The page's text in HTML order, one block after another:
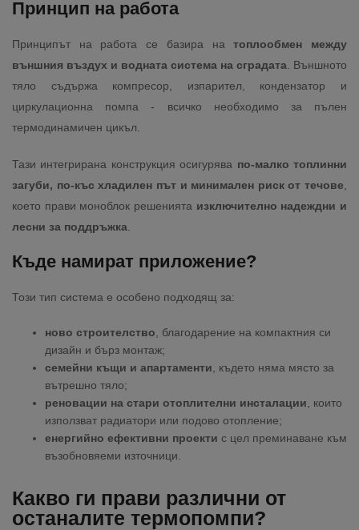
Принцип на работа
Принципът на работа се базира натоплообмен между
външния въздух и водната система на сградата . Външното
тяло съдържа компресор, изпарител, кондензатор и
циркулационна помпа - всичко необходимо за пълен
термодинамичен цикъл.
Тази интегрирана конструкция осигурява по-малко топлинни
загуби, по-къс хладилен път и минимален риск от течове
което прави моноблок решенията изключително надеждни и
лесни за поддръжка
Къде намират приложение?
Този тип система е особено подходящ за:
ново строителство , благодарение на компактния си
дизайн и бърз монтаж;
семейни къщи и апартаменти , където няма място за
вътрешно тяло;
реновации на стари отоплителни инсталации , които
използват радиатори или подово отопление;
енергийно ефективни проекти с цел преминаване към
възобновяеми източници.
Какво ги прави различни от
останалите термопомпи?